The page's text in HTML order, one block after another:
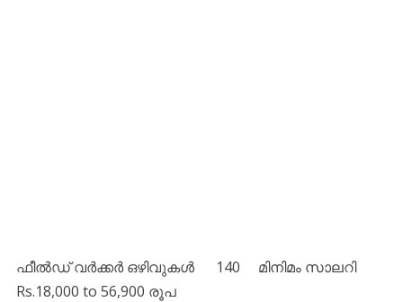
ഫീൽഡ് വർക്കർ ഒഴിവുകൾ 140 മിനിമം സാലറി
Rs.18,000 to 56,900 രൂപ